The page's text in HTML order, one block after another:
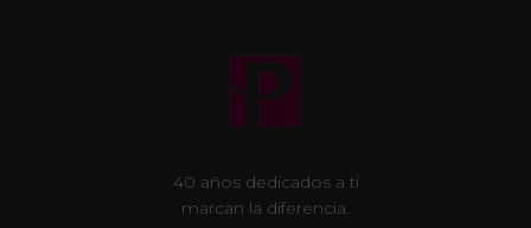
40 años dedicados a ti
marcan la diferencia.